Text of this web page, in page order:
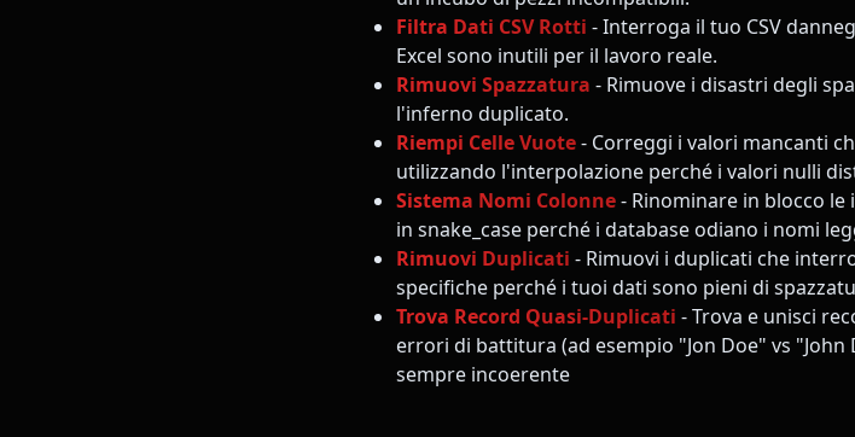
Filtra Dati CSV Rotti - Interroga il tuo CSV
Excel sono inutili per il lavoro reale.
Rimuovi Spazzatura - Rimuove i disastri degli
l'inferno duplicato.
Riempi Celle Vuote- Correggi i valori mancanti
utilizzando l'interpolazione perché i valori nulli
Sistema Nomi Colonne- Rinominare in blocco
in snake_case perché i database odiano i nomi
Rimuovi Duplicati - Rimuovi i duplicati che
specifiche perché i tuoi dati sono pieni di
Trova Record Quasi-Duplicati - Trova e unisci
errori di battitura (ad esempio "Jon Doe" vs
sempre incoerente